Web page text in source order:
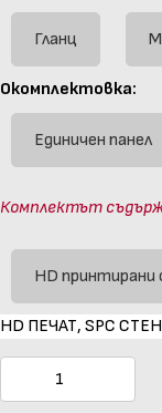
Гланц
Окомплектовка:
Единичен панел
Комплектът
HD принтирани
HD ПЕЧАТ, SPC